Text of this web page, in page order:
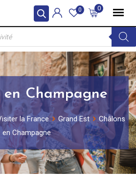
0
0
en Champagne
la France Grand Est
Châlons
en Champagne